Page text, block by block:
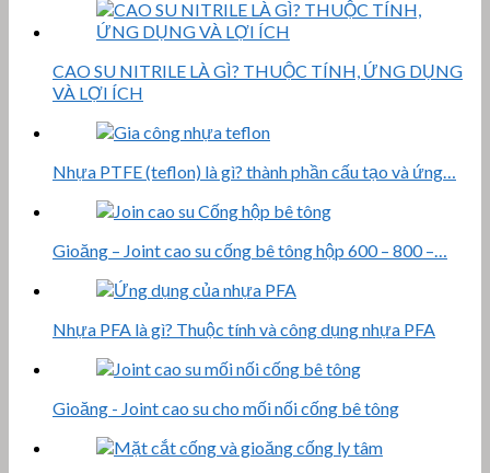
CAO SU NITRILE LÀ GÌ? THUỘC TÍNH, ỨNG DỤNG
VÀ LỢI ÍCH
Nhựa PTFE (teflon) là gì? thành phần cấu tạo và ứng…
Gioăng – Joint cao su cống bê tông hộp 600 – 800 –…
Nhựa PFA là gì? Thuộc tính và công dụng nhựa PFA
Gioăng - Joint cao su cho mối nối cống bê tông